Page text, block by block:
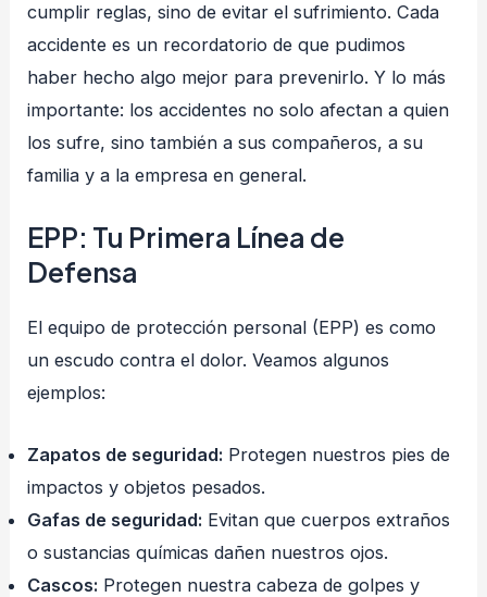
cumplir reglas, sino de evitar el sufrimiento. Cada
accidente es un recordatorio de que pudimos
haber hecho algo mejor para prevenirlo. Y lo más
importante: los accidentes no solo afectan a quien
los sufre, sino también a sus compañeros, a su
familia y a la empresa en general.
EPP: Tu Primera Línea de
Defensa
El equipo de protección personal (EPP) es como
un escudo contra el dolor. Veamos algunos
ejemplos:
Zapatos de seguridad: Protegen nuestros pies de
impactos y objetos pesados.
Gafas de seguridad: Evitan que cuerpos extraños
o sustancias químicas dañen nuestros ojos.
Cascos: Protegen nuestra cabeza de golpes y